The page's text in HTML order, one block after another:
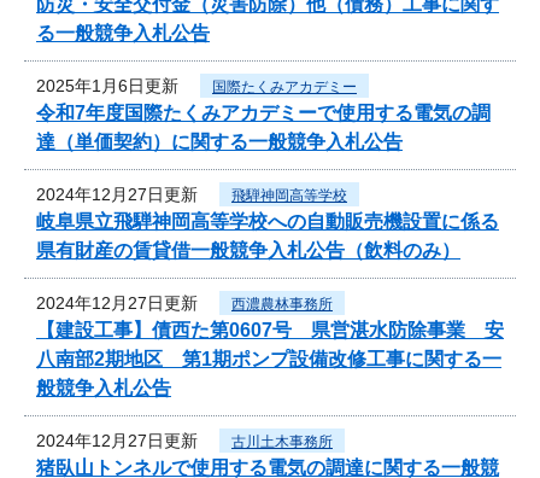
る一般競争入札公告
2025年1月6日更新 国際たくみアカデミー
令和7年度国際たくみアカデミーで使用する電気の調
達（単価契約）に関する一般競争入札公告
2024年12月27日更新 飛騨神岡高等学校
岐阜県立飛騨神岡高等学校への自動販売機設置に係る
県有財産の賃貸借一般競争入札公告（飲料のみ）
2024年12月27日更新 西濃農林事務所
【建設工事】債西た第0607号 県営湛水防除事業 安
八南部2期地区 第1期ポンプ設備改修工事に関する一
般競争入札公告
2024年12月27日更新 古川土木事務所
猪臥山トンネルで使用する電気の調達に関する一般競